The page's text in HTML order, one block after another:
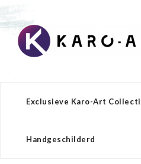
Exclusieve Karo-Art
Handgeschilderd